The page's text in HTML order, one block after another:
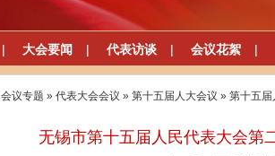
| 大会要闻 | 代表访谈 | 会议花絮 |
会议专题 » 代表大会会议 » 第十五届人大会议 » 第十五届
无锡市第十五届人民代表大会第